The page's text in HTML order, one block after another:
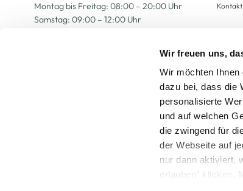
Wir freuen uns,
Wir möchten Ihnen
dazu bei, dass die
personalisierte
und auf welchen
die zwingend für
der Webseite auf
nur dann aktiviert,
erlauben" klicken.
Montag bis Freitag: 08:00 – 20:00 Uhr
Samstag: 09:00 – 12:00 Uhr
Kontakt
Alle